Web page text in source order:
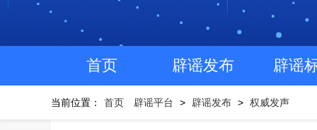
首页 辟谣发布 辟谣
当前位置： 首页 辟谣平台 > 辟谣发布 > 权威发声